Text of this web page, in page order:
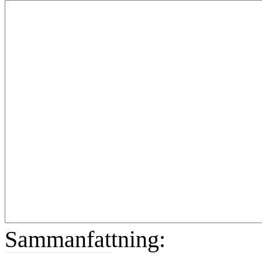
Sammanfattning: